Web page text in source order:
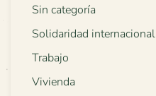
Sin categoría
Solidaridad internacional
Trabajo
Vivienda